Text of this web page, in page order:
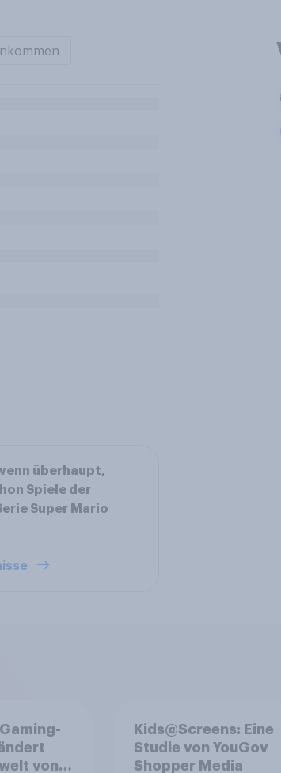
überhaupt,
Spiele der
Super Mario
von
Kids@Screens: Eine
Studie von YouGov
Shopper Media